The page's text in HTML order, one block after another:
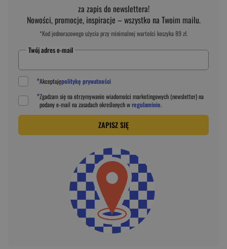
za zapis do newslettera!
Nowości, promocje, inspiracje – wszystko na Twoim mailu.
*Kod jednorazowego użycia przy minimalnej wartości koszyka 89 zł.
Twój adres e-mail
*Akceptujępolitykę prywatności
*Zgadzam się na otrzymywanie wiadomości marketingowych (newsletter) na
podanye-mail na zasadach określonych wregulaminie.
ZAPISZ SIĘ